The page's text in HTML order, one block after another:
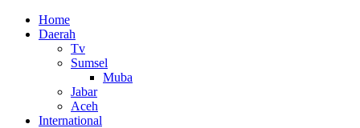
Home
Daerah
Tv
Sumsel
Muba
Jabar
Aceh
International